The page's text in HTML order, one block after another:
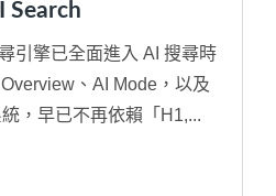
Search
引擎已全面進入 AI 搜尋時
、AI Mode，以及
，早已不再依賴「H1,...